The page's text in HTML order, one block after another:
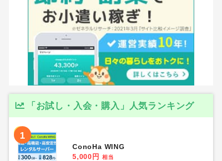
「お試し・入会・購入」人気ランキング
1
ConoHa WING
5,000円
相当